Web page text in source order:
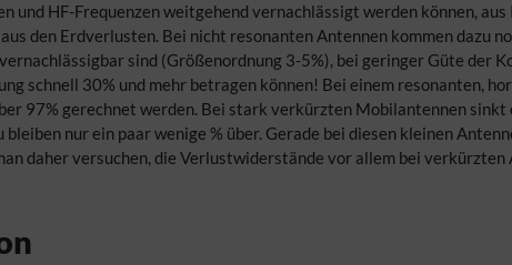
und HF-Frequenzen weitgehend vernachlässigt werden können,
den Erdverlusten. Bei nicht resonanten Antennen kommen dazu
sind (Größenordnung 3-5%), bei geringer Güte der
schnell 30% und mehr betragen können! Bei einem resonanten,
97% gerechnet werden. Bei stark verkürzten Mobilantennen
bleiben nur ein paar wenige % über. Gerade bei diesen kleinen
daher versuchen, die Verlustwiderstände vor allem bei